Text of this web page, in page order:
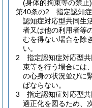
(身体的拘束等の禁止)
第40条の2
指定認知
認知症対応型共同生
者又は他の利用者等
むを得ない場合を除
い。
2
指定認知症対応型共
束等を行う場合には
の心身の状況並びに
ばならない。
3
指定認知症対応型
適正化を図るため、